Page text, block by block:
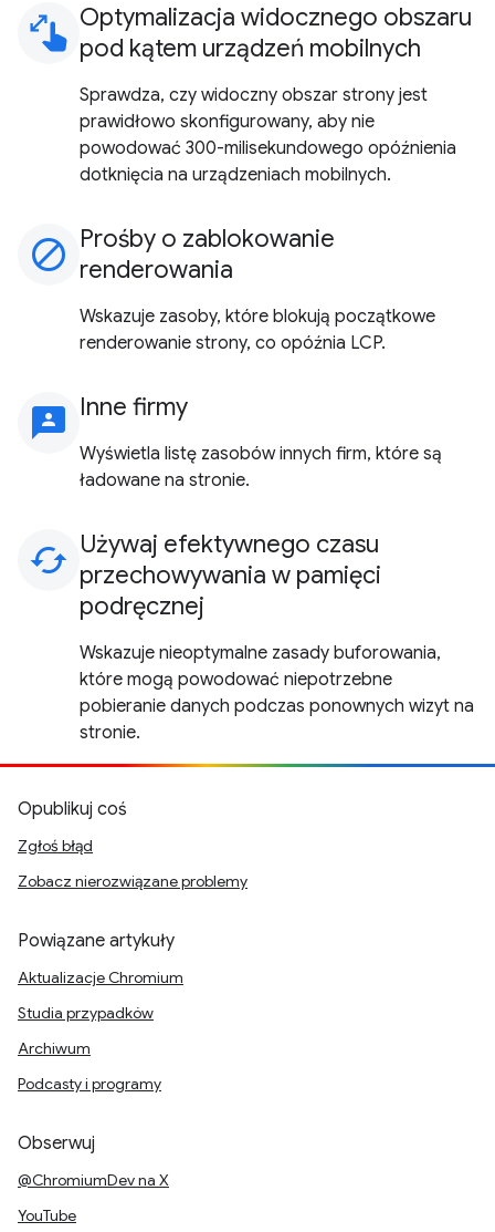
pinch Optymalizacja widocznego obszaru
pod kątem urządzeń mobilnych
Sprawdza, czy widoczny obszar strony jest
prawidłowo skonfigurowany, aby nie
powodować 300-milisekundowego opóźnienia
dotknięcia na urządzeniach mobilnych.
block Prośby o zablokowanie
renderowania
Wskazuje zasoby, które blokują początkowe
renderowanie strony, co opóźnia LCP.
3p Inne firmy
Wyświetla listę zasobów innych firm, które są
ładowane na stronie.
cached Używaj efektywnego czasu
przechowywania w pamięci
podręcznej
Wskazuje nieoptymalne zasady buforowania,
które mogą powodować niepotrzebne
pobieranie danych podczas ponownych wizyt na
stronie.
Opublikuj coś
Zgłoś błąd
Zobacz nierozwiązane problemy
Powiązane artykuły
Aktualizacje Chromium
Studia przypadków
Archiwum
Podcasty i programy
Obserwuj
@ChromiumDev na X
YouTube